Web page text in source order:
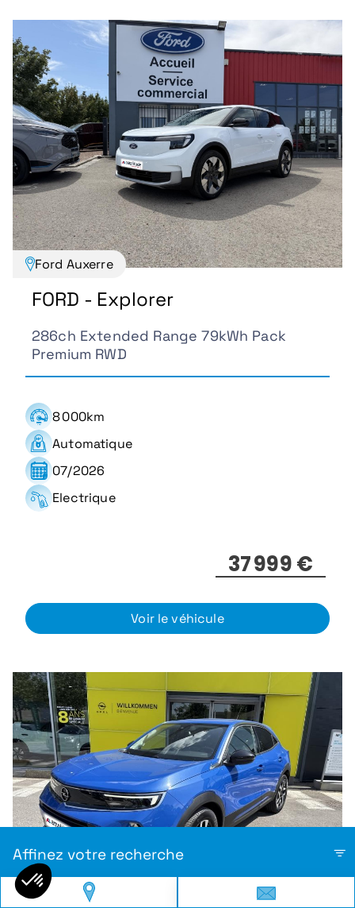
Affinez votre recherche
Ford Auxerre
FORD - Explorer
286ch Extended Range 79kWh Pack
Premium RWD
8 000km
Automatique
07/2026
Electrique
37 999 €
Voir le véhicule